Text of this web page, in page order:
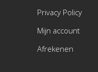
Privacy Policy
Mijn account
Afrekenen